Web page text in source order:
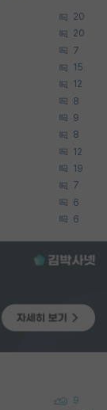
20
20
7
15
12
8
9
8
12
19
7
6
6
9